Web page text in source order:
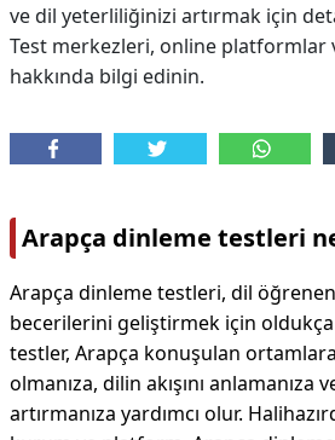
ve dil yeterliliğinizi artırmak için
Test merkezleri, online platformlar
hakkında bilgi edinin.
Arapça dinleme testleri
Arapça dinleme testleri, dil
becerilerini geliştirmek için
testler, Arapça konuşulan
olmanıza, dilin akışını
artırmanıza yardımcı olur.